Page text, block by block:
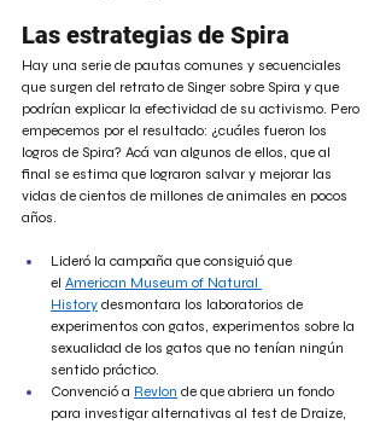
Las estrategias de Spira
Hay una serie de pautas comunes y secuenciales
que surgen del retrato de Singer sobre Spira y que
podrían explicar la efectividad de su activismo. Pero
empecemos por el resultado: ¿cuáles fueron los
logros de Spira? Acá van algunos de ellos, que al
final se estima que lograron salvar y mejorar las
vidas de cientos de millones de animales en pocos
años.
Lideró la campaña que consiguió que
el American Museum of Natural
History desmontara los laboratorios de
experimentos con gatos, experimentos sobre la
sexualidad de los gatos que no tenían ningún
sentido práctico.
Convenció a Revlon de que abriera un fondo
para investigar alternativas al test de Draize,